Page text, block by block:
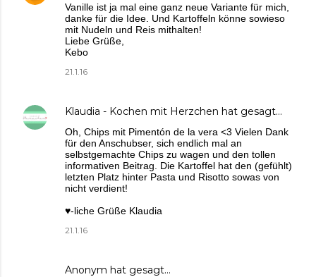
Vanille ist ja mal eine ganz neue Variante für mich,
danke für die Idee. Und Kartoffeln könne sowieso
mit Nudeln und Reis mithalten!
Liebe Grüße,
Kebo
21.1.16
Klaudia - Kochen mit Herzchen hat gesagt…
Oh, Chips mit Pimentón de la vera <3 Vielen Dank
für den Anschubser, sich endlich mal an
selbstgemachte Chips zu wagen und den tollen
informativen Beitrag. Die Kartoffel hat den (gefühlt)
letzten Platz hinter Pasta und Risotto sowas von
nicht verdient!
♥-liche Grüße Klaudia
21.1.16
Anonym hat gesagt…